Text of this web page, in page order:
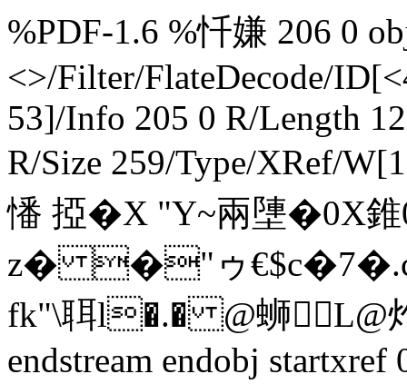
%PDF-1.6 %忏嫌 206 0
<>/Filter/FlateDecode/
53]/Info 205 0 R/Length
R/Size 259/Type/XRef/
憣 掗�X "Y~兩塦�0X
z� �"ゥ
fk"\聑l�.� @蛳
endstream endobj